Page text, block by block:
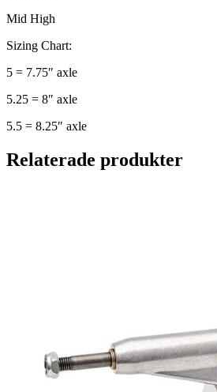
Mid High
Sizing Chart:
5 = 7.75″ axle
5.25 = 8″ axle
5.5 = 8.25″ axle
Relaterade produkter